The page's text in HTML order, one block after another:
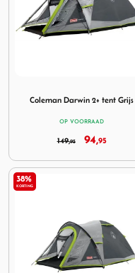
Coleman Darwin 2+ tent Grijs
OP VOORRAAD
149,95 94,95
38%
KORTING